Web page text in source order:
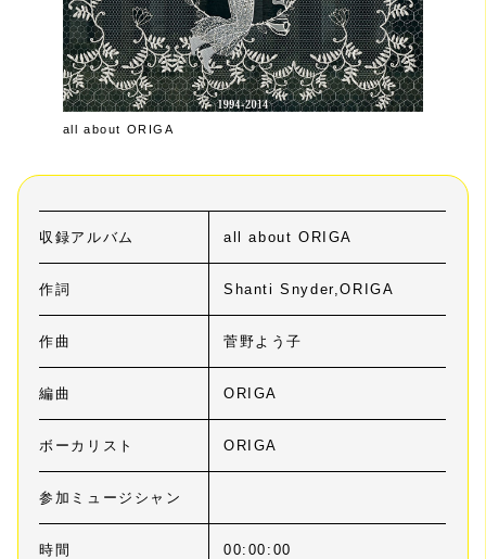
all about ORIGA
収録アルバム all about ORIGA
作詞 Shanti Snyder,ORIGA
作曲 菅野よう子
編曲 ORIGA
ボーカリスト ORIGA
参加ミュージシャン
時間 00:00:00